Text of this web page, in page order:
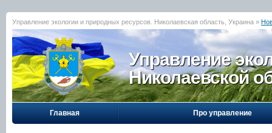
Управление экологии и природных ресурсов. Николаевская область, Украина »
Управление
Николаевской
Главная Про управление